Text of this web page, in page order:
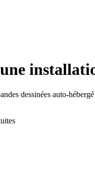
dessinées auto-